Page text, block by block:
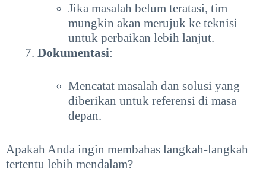
Jika masalah belum teratasi, tim
mungkin akan merujuk ke teknisi
untuk perbaikan lebih lanjut.
Dokumentasi:
Mencatat masalah dan solusi yang
diberikan untuk referensi di masa
depan.
Apakah Anda ingin membahas langkah-langkah
tertentu lebih mendalam?